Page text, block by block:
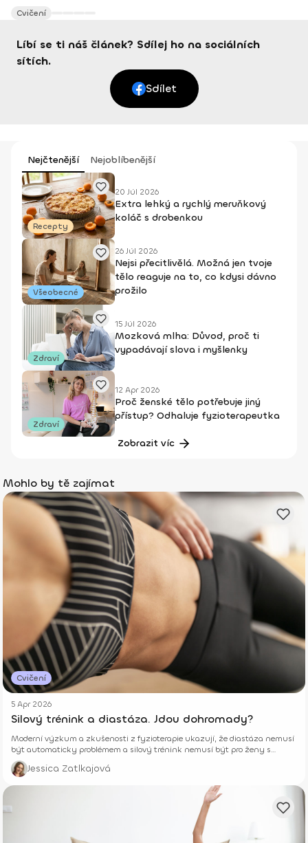
Cvičení
Líbí se ti náš článek? Sdílej ho na sociálních
sítích.
Sdílet
Nejčtenější Nejoblíbenější
Recepty
20 Júl 2026
Extra lehký a rychlý meruňkový
koláč s drobenkou
Všeobecné
26 Júl 2026
Nejsi přecitlivělá. Možná jen tvoje
tělo reaguje na to, co kdysi dávno
prožilo
Zdraví
15 Júl 2026
Mozková mlha: Důvod, proč ti
vypadávají slova i myšlenky
Zdraví
12 Apr 2026
Proč ženské tělo potřebuje jiný
přístup? Odhaluje fyzioterapeutka
Zobrazit víc
Mohlo by tě zajímat
Cvičení
5 Apr 2026
Silový trénink a diastáza. Jdou dohromady?
Moderní výzkum a zkušenosti z fyzioterapie ukazují, že diastáza nemusí
být automaticky problémem a silový trénink nemusí být pro ženy s
diastázou zakázaný.
Jessica Zatlkajová